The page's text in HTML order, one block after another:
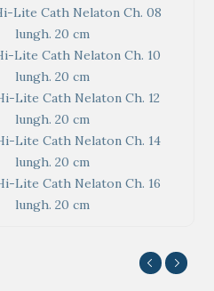
Lite Cath Nelaton Ch. 08
lungh. 20 cm
Lite Cath Nelaton Ch. 10
lungh. 20 cm
Lite Cath Nelaton Ch. 12
lungh. 20 cm
Lite Cath Nelaton Ch. 14
lungh. 20 cm
Lite Cath Nelaton Ch. 16
lungh. 20 cm